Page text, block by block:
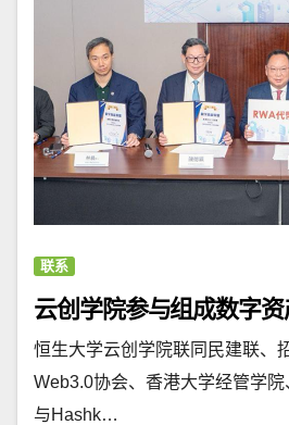
联系
云创学院参与组成数字
恒生大学云创学院联同民建联、
Web3.0协会、香港大学经管学
与Hashk…